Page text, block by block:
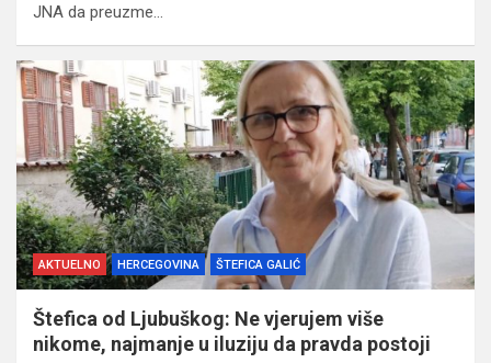
JNA da preuzme…
AKTUELNO HERCEGOVINA ŠTEFICA GALIĆ
Štefica od Ljubuškog: Ne vjerujem više
nikome, najmanje u iluziju da pravda postoji